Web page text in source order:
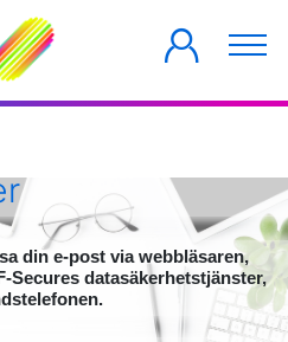
FÖRETAG
din e-post via webbläsaren,
Secures datasäkerhetstjänster,